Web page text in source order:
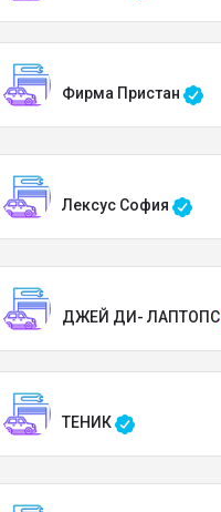
Фирма Пристан
Лексус София
ДЖЕЙ ДИ- ЛАПТОПС
ТЕНИК